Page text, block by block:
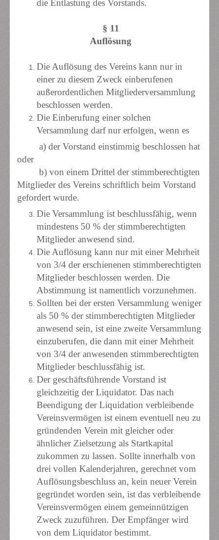
die Entlastung des Vorstands.
§ 11
Auflösung
Die Auflösung des Vereins kann nur in
einer zu diesem Zweck einberufenen
außerordentlichen Mitgliederversammlung
beschlossen werden.
Die Einberufung einer solchen
Versammlung darf nur erfolgen, wenn es
a) der Vorstand einstimmig beschlossen hat
oder
b) von einem Drittel der stimmberechtigten
Mitglieder des Vereins schriftlich beim Vorstand
gefordert wurde.
Die Versammlung ist beschlussfähig, wenn
mindestens 50 % der stimmberechtigten
Mitglieder anwesend sind.
Die Auflösung kann nur mit einer Mehrheit
von 3/4 der erschienenen stimmberechtigten
Mitglieder beschlossen werden. Die
Abstimmung ist namentlich vorzunehmen.
Sollten bei der ersten Versammlung weniger
als 50 % der stimmberechtigten Mitglieder
anwesend sein, ist eine zweite Versammlung
einzuberufen, die dann mit einer Mehrheit
von 3/4 der anwesenden stimmberechtigten
Mitglieder beschlussfähig ist.
Der geschäftsführende Vorstand ist
gleichzeitig der Liquidator. Das nach
Beendigung der Liquidation verbleibende
Vereinsvermögen ist einem eventuell neu zu
gründenden Verein mit gleicher oder
ähnlicher Zielsetzung als Startkapital
zukommen zu lassen. Sollte innerhalb von
drei vollen Kalenderjahren, gerechnet vom
Auflösungsbeschluss an, kein neuer Verein
gegründet worden sein, ist das verbleibende
Vereinsvermögen einem gemeinnützigen
Zweck zuzuführen. Der Empfänger wird
von dem Liquidator bestimmt.